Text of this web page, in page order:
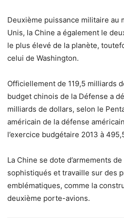
Deuxième puissance militaire au
Unis, la Chine a également le
le plus élevé de la planète,
celui de Washington.
Officiellement de 119,5 milliards
budget chinois de la Défense a
milliards de dollars, selon le
américain de la défense
l’exercice budgétaire 2013 à
La Chine se dote d’armements
sophistiqués et travaille sur des
emblématiques, comme la
deuxième porte-avions.